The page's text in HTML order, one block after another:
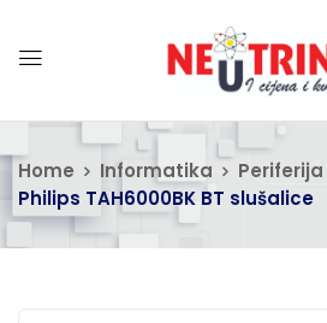
Home Informatika Periferija
Philips TAH6000BK BT slušalice